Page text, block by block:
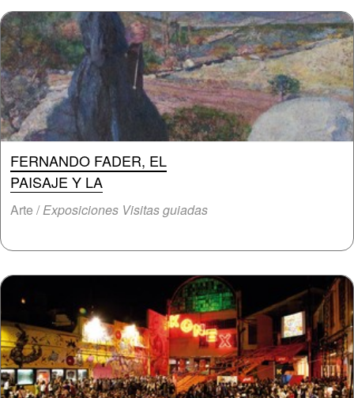
FERNANDO FADER, EL
PAISAJE Y LA
Arte /Exposiciones Visitas guiadas